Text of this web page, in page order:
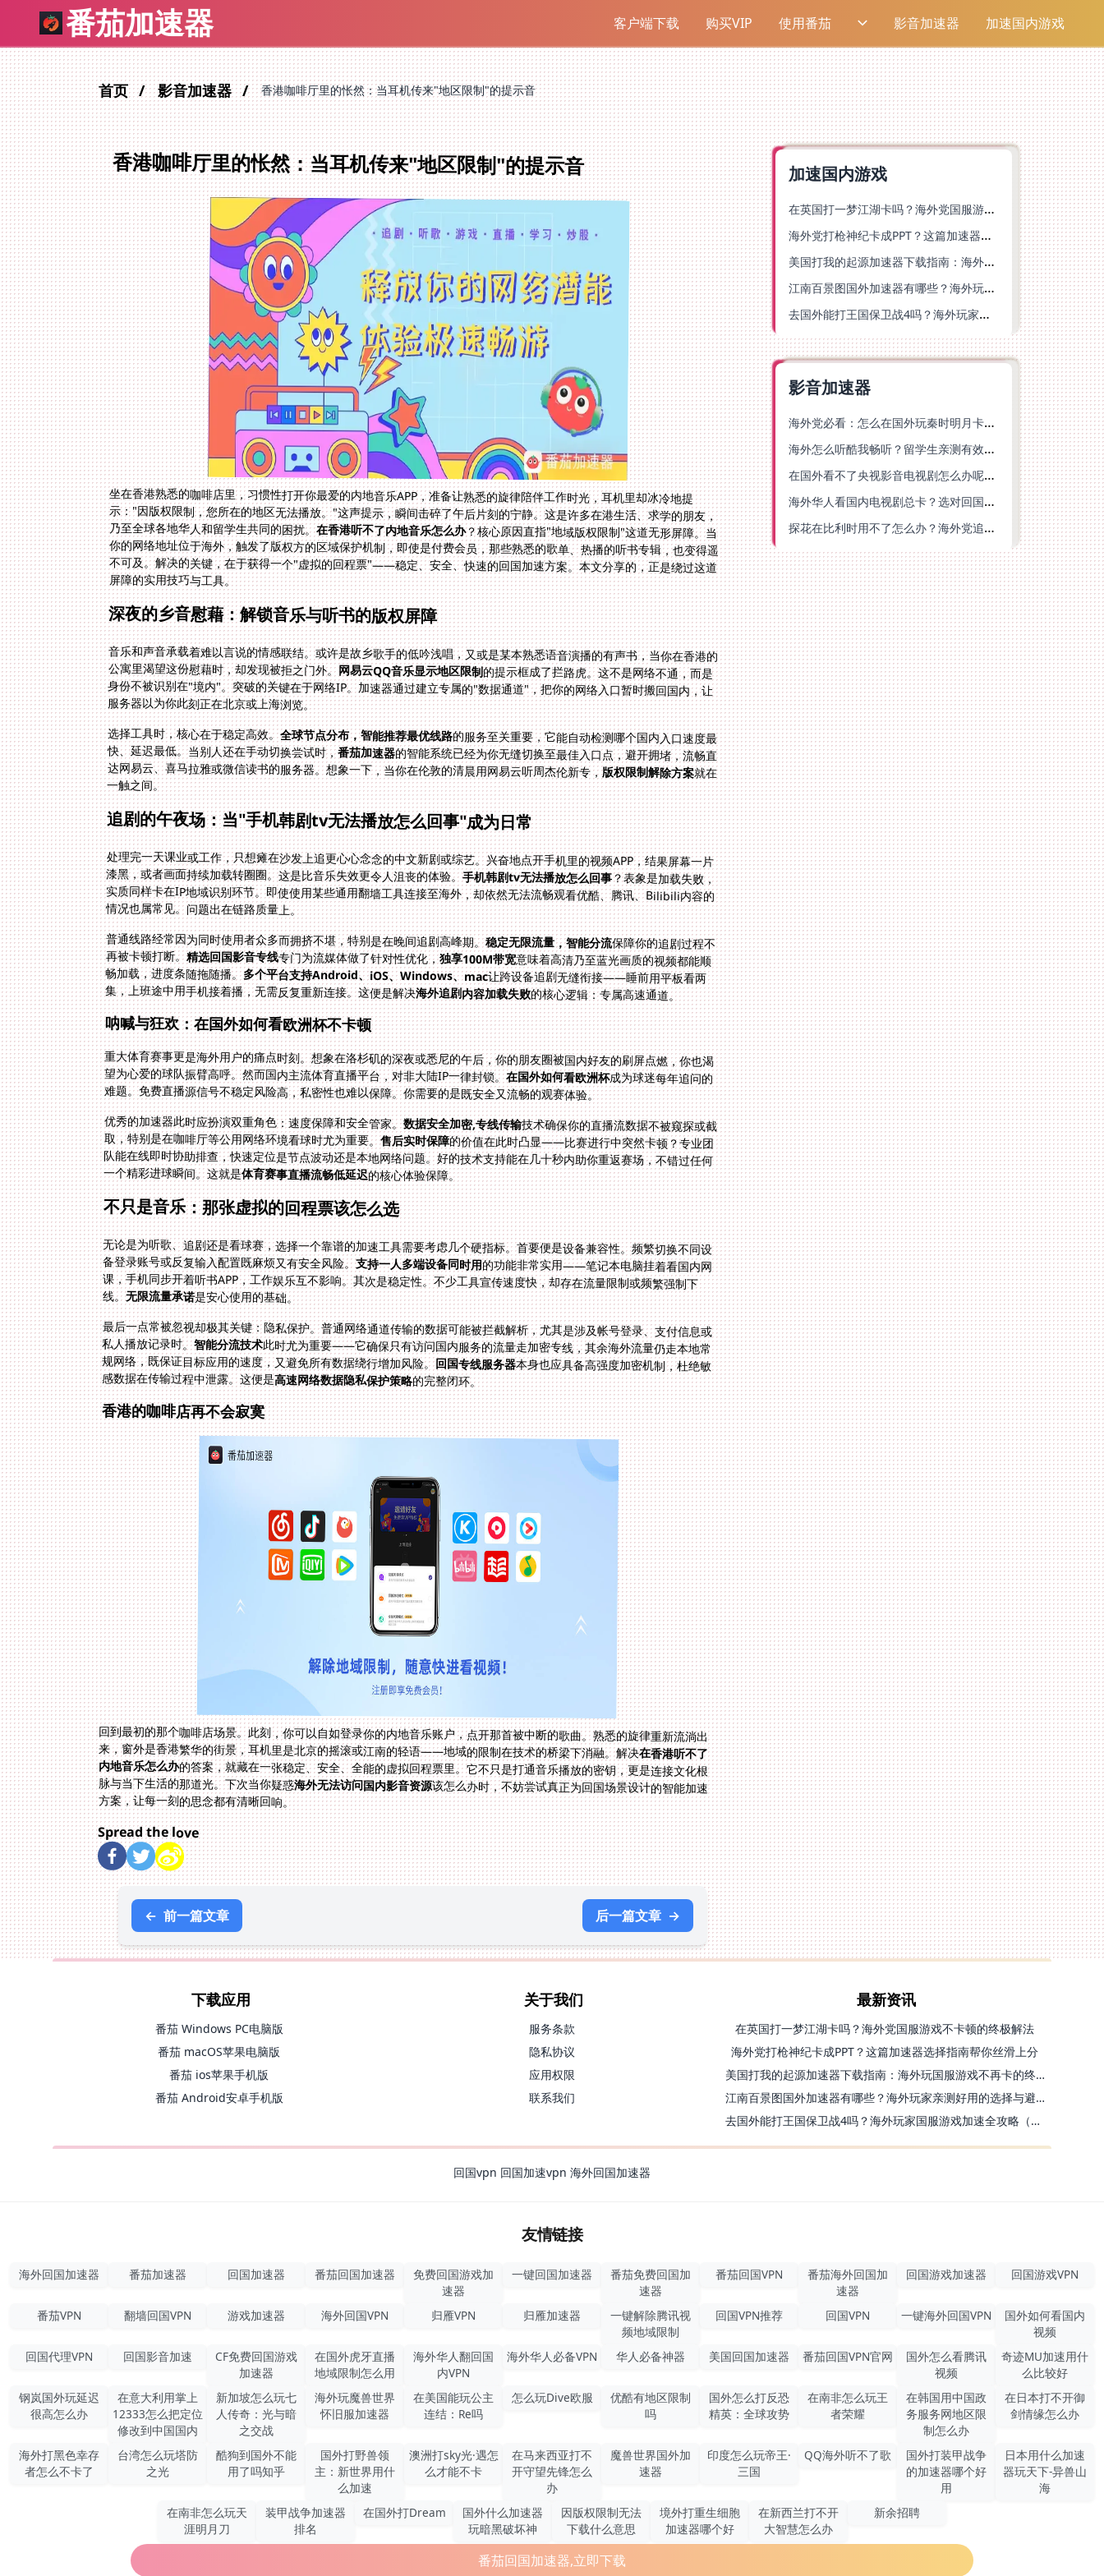
番茄加速器 客户端下载 购买VIP 使用番茄 影音加速器 加速国内游戏
首页 影音加速器 香港咖啡厅里的怅然：当耳机传来"地区限制"的提示音
香港咖啡厅里的怅然：当耳机传来"地区限制"的提示音
坐在香港熟悉的咖啡店里，习惯性打开你最爱的内地音乐APP，准备让熟悉的旋律陪伴工作时光，耳机里却冰冷地提
示："因版权限制，您所在的地区无法播放。"这声提示，瞬间击碎了午后片刻的宁静。这是许多在港生活、求学的朋友，
乃至全球各地华人和留学生共同的困扰。在香港听不了内地音乐怎么办？核心原因直指"地域版权限制"这道无形屏障。当
你的网络地址位于海外，触发了版权方的区域保护机制，即使是付费会员，那些熟悉的歌单、热播的听书专辑，也变得遥
不可及。解决的关键，在于获得一个"虚拟的回程票"——稳定、安全、快速的回国加速方案。本文分享的，正是绕过这道
屏障的实用技巧与工具。
深夜的乡音慰藉：解锁音乐与听书的版权屏障
音乐和声音承载着难以言说的情感联结。或许是故乡歌手的低吟浅唱，又或是某本熟悉语音演播的有声书，当你在香港的
公寓里渴望这份慰藉时，却发现被拒之门外。网易云QQ音乐显示地区限制的提示框成了拦路虎。这不是网络不通，而是
身份不被识别在"境内"。突破的关键在于网络IP。加速器通过建立专属的"数据通道"，把你的网络入口暂时搬回国内，让
服务器以为你此刻正在北京或上海浏览。
选择工具时，核心在于稳定高效。全球节点分布，智能推荐最优线路的服务至关重要，它能自动检测哪个国内入口速度最
快、延迟最低。当别人还在手动切换尝试时，番茄加速器的智能系统已经为你无缝切换至最佳入口点，避开拥堵，流畅直
达网易云、喜马拉雅或微信读书的服务器。想象一下，当你在伦敦的清晨用网易云听周杰伦新专，版权限制解除方案就在
一触之间。
追剧的午夜场：当"手机韩剧tv无法播放怎么回事"成为日常
处理完一天课业或工作，只想瘫在沙发上追更心心念念的中文新剧或综艺。兴奋地点开手机里的视频APP，结果屏幕一片
漆黑，或者画面持续加载转圈圈。这是比音乐失效更令人沮丧的体验。手机韩剧tv无法播放怎么回事？表象是加载失败，
实质同样卡在IP地域识别环节。即使使用某些通用翻墙工具连接至海外，却依然无法流畅观看优酷、腾讯、Bilibili内容的
情况也属常见。问题出在链路质量上。
普通线路经常因为同时使用者众多而拥挤不堪，特别是在晚间追剧高峰期。稳定无限流量，智能分流保障你的追剧过程不
再被卡顿打断。精选回国影音专线专门为流媒体做了针对性优化，独享100M带宽意味着高清乃至蓝光画质的视频都能顺
畅加载，进度条随拖随播。多个平台支持Android、iOS、Windows、mac让跨设备追剧无缝衔接——睡前用平板看两
集，上班途中用手机接着播，无需反复重新连接。这便是解决海外追剧内容加载失败的核心逻辑：专属高速通道。
呐喊与狂欢：在国外如何看欧洲杯不卡顿
重大体育赛事更是海外用户的痛点时刻。想象在洛杉矶的深夜或悉尼的午后，你的朋友圈被国内好友的刷屏点燃，你也渴
望为心爱的球队振臂高呼。然而国内主流体育直播平台，对非大陆IP一律封锁。在国外如何看欧洲杯成为球迷每年追问的
难题。免费直播源信号不稳定风险高，私密性也难以保障。你需要的是既安全又流畅的观赛体验。
优秀的加速器此时应扮演双重角色：速度保障和安全管家。数据安全加密,专线传输技术确保你的直播流数据不被窥探或截
取，特别是在咖啡厅等公用网络环境看球时尤为重要。售后实时保障的价值在此时凸显——比赛进行中突然卡顿？专业团
队能在线即时协助排查，快速定位是节点波动还是本地网络问题。好的技术支持能在几十秒内助你重返赛场，不错过任何
一个精彩进球瞬间。这就是体育赛事直播流畅低延迟的核心体验保障。
不只是音乐：那张虚拟的回程票该怎么选
无论是为听歌、追剧还是看球赛，选择一个靠谱的加速工具需要考虑几个硬指标。首要便是设备兼容性。频繁切换不同设
备登录账号或反复输入配置既麻烦又有安全风险。支持一人多端设备同时用的功能非常实用——笔记本电脑挂着看国内网
课，手机同步开着听书APP，工作娱乐互不影响。其次是稳定性。不少工具宣传速度快，却存在流量限制或频繁强制下
线。无限流量承诺是安心使用的基础。
最后一点常被忽视却极其关键：隐私保护。普通网络通道传输的数据可能被拦截解析，尤其是涉及帐号登录、支付信息或
私人播放记录时。智能分流技术此时尤为重要——它确保只有访问国内服务的流量走加密专线，其余海外流量仍走本地常
规网络，既保证目标应用的速度，又避免所有数据绕行增加风险。回国专线服务器本身也应具备高强度加密机制，杜绝敏
感数据在传输过程中泄露。这便是高速网络数据隐私保护策略的完整闭环。
香港的咖啡店再不会寂寞
回到最初的那个咖啡店场景。此刻，你可以自如登录你的内地音乐账户，点开那首被中断的歌曲。熟悉的旋律重新流淌出
来，窗外是香港繁华的街景，耳机里是北京的摇滚或江南的轻语——地域的限制在技术的桥梁下消融。解决在香港听不了
内地音乐怎么办的答案，就藏在一张稳定、安全、全能的虚拟回程票里。它不只是打通音乐播放的密钥，更是连接文化根
脉与当下生活的那道光。下次当你疑惑海外无法访问国内影音资源该怎么办时，不妨尝试真正为回国场景设计的智能加速
方案，让每一刻的思念都有清晰回响。
Spread the love
← 前一篇文章 后一篇文章 →
加速国内游戏
在英国打一梦江湖卡吗？海外党国服游戏不卡顿的终极解法
海外党打枪神纪卡成PPT？这篇加速器选择指南帮你丝滑上分
美国打我的起源加速器下载指南：海外玩国服游戏不再卡的终极方案
江南百景图国外加速器有哪些？海外玩家亲测好用的选择与避坑指南
去国外能打王国保卫战4吗？海外玩家国服游戏加速全攻略（附公主连结幻想江湖实测）
影音加速器
海外党必看：怎么在国外玩秦时明月卡牌版？附豆瓣EZCast地区限制破解法
海外怎么听酷我畅听？留学生亲测有效的华语内容解锁指南
在国外看不了央视影音电视剧怎么办呢？海外党亲测有效的回国加速方案
海外华人看国内电视剧总卡？选对回国加速器，还能解决菲律宾打不开反诈中心的问题
探花在比利时用不了怎么办？海外党追剧办事全攻略，选对加速器就够了
番茄回国加速器,立即下载
下载应用
番茄 Windows PC电脑版
番茄 macOS苹果电脑版
番茄 ios苹果手机版
番茄 Android安卓手机版
关于我们
服务条款
隐私协议
应用权限
联系我们
最新资讯
在英国打一梦江湖卡吗？海外党国服游戏不卡顿的终极解法
海外党打枪神纪卡成PPT？这篇加速器选择指南帮你丝滑上分
美国打我的起源加速器下载指南：海外玩国服游戏不再卡的终极方案
江南百景图国外加速器有哪些？海外玩家亲测好用的选择与避坑指南
去国外能打王国保卫战4吗？海外玩家国服游戏加速全攻略（附公主连结幻想江湖实测）
回国vpn 回国加速vpn 海外回国加速器
友情链接
海外回国加速器 番茄加速器 回国加速器 番茄回国加速器
免费回国游戏加
速器
一键回国加速器
番茄免费回国加
速器
番茄回国VPN
番茄海外回国加
速器
回国游戏加速器 回国游戏VPN
番茄VPN 翻墙回国VPN 游戏加速器 海外回国VPN 归雁VPN 归雁加速器
一键解除腾讯视
频地域限制
回国VPN推荐 回国VPN 一键海外回国VPN
国外如何看国内
视频
回国代理VPN
回国影音加速
CF免费回国游戏
加速器
在国外虎牙直播
地域限制怎么用
海外华人翻回国
内VPN
海外华人必备VPN 华人必备神器 美国回国加速器 番茄回国VPN官网
国外怎么看腾讯
视频
奇迹MU加速用什
么比较好
钢岚国外玩延迟
很高怎么办
在意大利用掌上
12333怎么把定位
修改到中国国内
新加坡怎么玩七
人传奇：光与暗
之交战
海外玩魔兽世界
怀旧服加速器
在美国能玩公主
连结：Re吗
怎么玩Dive欧服
优酷有地区限制
吗
国外怎么打反恐
精英：全球攻势
在南非怎么玩王
者荣耀
在韩国用中国政
务服务网地区限
制怎么办
在日本打不开御
剑情缘怎么办
海外打黑色幸存
者怎么不卡了
台湾怎么玩塔防
之光
酷狗到国外不能
用了吗知乎
国外打野兽领
主：新世界用什
么加速
澳洲打sky光·遇怎
么才能不卡
在马来西亚打不
开守望先锋怎么
办
魔兽世界国外加
速器
印度怎么玩帝王·
三国
QQ海外听不了歌
国外打装甲战争
的加速器哪个好
用
日本用什么加速
器玩天下-异兽山
海
在南非怎么玩天
涯明月刀
装甲战争加速器
排名
在国外打Dream
国外什么加速器
玩暗黑破坏神
因版权限制无法
下载什么意思
境外打重生细胞
加速器哪个好
在新西兰打不开
大智慧怎么办
新余招聘